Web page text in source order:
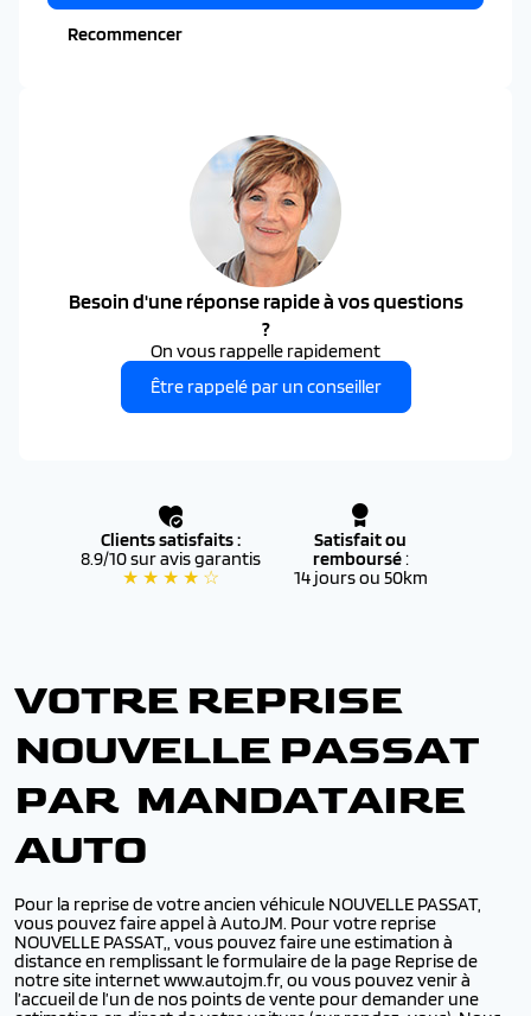
Recommencer
Besoin d'une réponse rapide à vos questions
?
On vous rappelle rapidement
Être rappelé par un conseiller
Clients satisfaits :
8.9/10 sur avis garantis
★ ★ ★ ★ ☆
Satisfait ou
remboursé:
14 jours ou 50km
VOTRE REPRISE
NOUVELLE PASSAT
PAR MANDATAIRE
AUTO
Pour la reprise de votre ancien véhicule NOUVELLE PASSAT,
vous pouvez faire appel à AutoJM. Pour votre reprise
NOUVELLE PASSAT,, vous pouvez faire une estimation à
distance en remplissant le formulaire de la page Reprise de
notre site internet www.autojm.fr, ou vous pouvez venir à
l’accueil de l’un de nos points de vente pour demander une